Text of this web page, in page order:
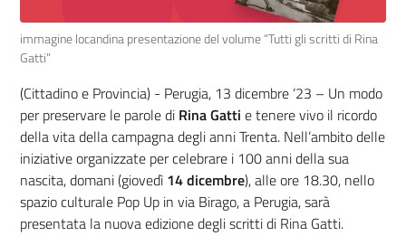
immagine locandina presentazione del volume “Tutti gli scritti di Rina
Gatti”
(Cittadino e Provincia) - Perugia, 13 dicembre ‘23 – Un modo
per preservare le parole di Rina Gatti e tenere vivo il ricordo
della vitadella campagna degli anni Trenta. Nell’ambito delle
iniziative organizzate per celebrare i 100 anni della sua
nascita, domani (giovedì 14 dicembre), alle ore 18.30, nello
spazio culturale Pop Up in via Birago, a Perugia, sarà
presentata la nuova edizione degli scritti di Rina Gatti.